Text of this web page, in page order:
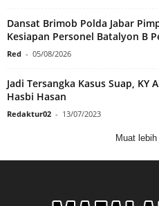
Dansat Brimob Polda Jabar
Kesiapan Personel Batalyon B
Red - 05/08/2026
Jadi Tersangka Kasus Suap,
Hasbi Hasan
Redaktur02 - 13/07/2023
Muat